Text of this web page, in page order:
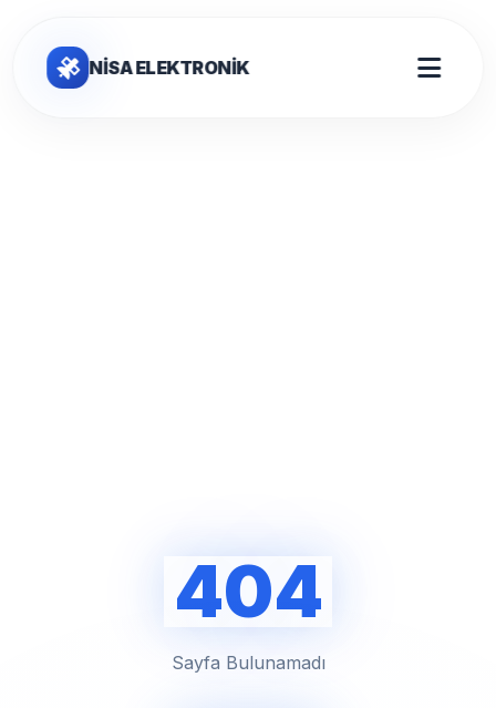
NİSA ELEKTRONİK
404
Sayfa Bulunamadı